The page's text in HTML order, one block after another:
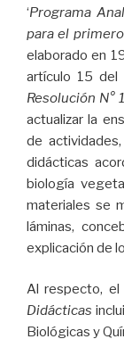
‘Programa
para el
elaborado en
artículo 15 del
Resolución N°
actualizar la
de
didácticas
biología
materiales se
láminas,
explicación de
Al respecto, el
Didácticas
Biológicas y